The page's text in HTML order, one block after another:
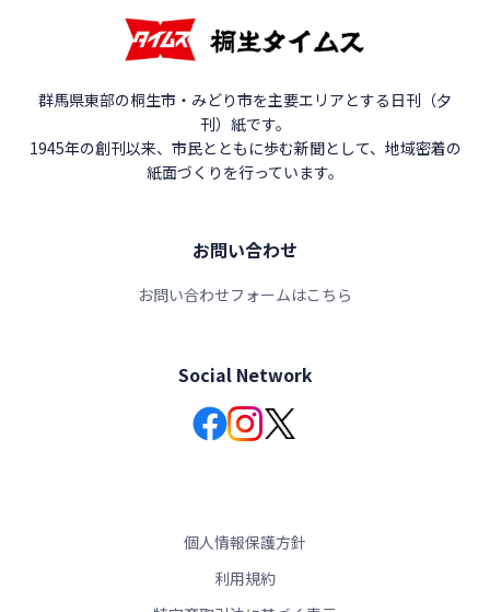
群馬県東部の桐生市・みどり市を主要エリアとする日刊（夕
刊）紙です。
1945年の創刊以来、市民とともに歩む新聞として、地域密着の
紙面づくりを行っています。
お問い合わせ
お問い合わせフォームはこちら
Social Network
個人情報保護方針
利用規約